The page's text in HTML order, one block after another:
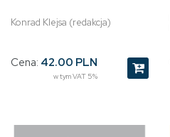
Konrad Klejsa (redakcja)
Cena: 42.00 PLN
w tym VAT 5%